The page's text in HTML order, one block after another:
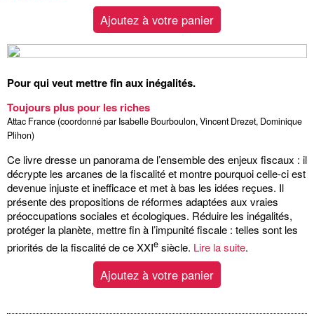
Ajoutez à votre panier
Pour qui veut mettre fin aux inégalités.
Toujours plus pour les riches
Attac France (coordonné par Isabelle Bourboulon, Vincent Drezet, Dominique
Plihon)
Ce livre dresse un panorama de l’ensemble des enjeux fiscaux : il
décrypte les arcanes de la fiscalité et montre pourquoi celle-ci est
devenue injuste et inefficace et met à bas les idées reçues. Il
présente des propositions de réformes adaptées aux vraies
préoccupations sociales et écologiques. Réduire les inégalités,
protéger la planète, mettre fin à l’impunité fiscale : telles sont les
priorités de la fiscalité de ce XXIe siècle. Lire la suite.
Ajoutez à votre panier